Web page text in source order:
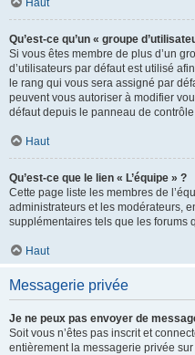
Haut
Qu’est-ce qu’un « groupe
Si vous êtes membre de plus d’un
d’utilisateurs par défaut est utilisé
le rang qui vous sera assigné par
peuvent vous autoriser à modifier
défaut depuis le panneau de contrôle
Haut
Qu’est-ce que le lien « L’équipe » ?
Cette page liste les membres de
administrateurs et les modérateurs,
supplémentaires tels que les forums
Haut
Messagerie privée
Je ne peux pas envoyer de
Soit vous n’êtes pas inscrit et
entièrement la messagerie privée